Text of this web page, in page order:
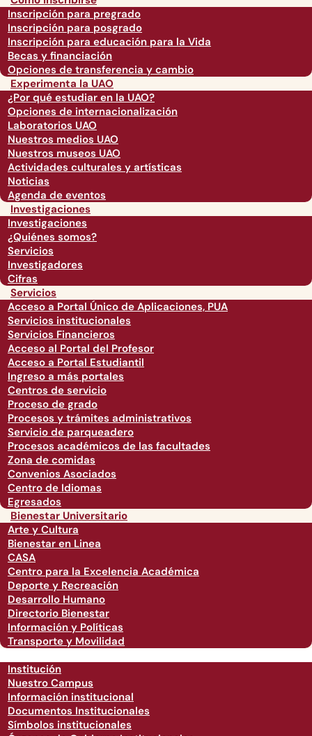
Inscripción para pregrado
Inscripción para posgrado
Inscripción para educación para la Vida
Becas y financiación
Opciones de transferencia y cambio
Experimenta la UAO
¿Por qué estudiar en la UAO?
Opciones de internacionalización
Laboratorios UAO
Nuestros medios UAO
Nuestros museos UAO
Actividades culturales y artísticas
Noticias
Agenda de eventos
Investigaciones
Investigaciones
¿Quiénes somos?
Servicios
Investigadores
Cifras
Servicios
Acceso a Portal Único de Aplicaciones, PUA
Servicios institucionales
Servicios Financieros
Acceso al Portal del Profesor
Acceso a Portal Estudiantil
Ingreso a más portales
Centros de servicio
Proceso de grado
Procesos y trámites administrativos
Servicio de parqueadero
Procesos académicos de las facultades
Zona de comidas
Convenios Asociados
Centro de Idiomas
Egresados
Bienestar Universitario
Arte y Cultura
Bienestar en Linea
CASA
Centro para la Excelencia Académica
Deporte y Recreación
Desarrollo Humano
Directorio Bienestar
Información y Políticas
Transporte y Movilidad
Institución
Nuestro Campus
Información institucional
Documentos Institucionales
Símbolos institucionales